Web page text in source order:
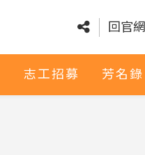
回官網
志工招募 芳名錄